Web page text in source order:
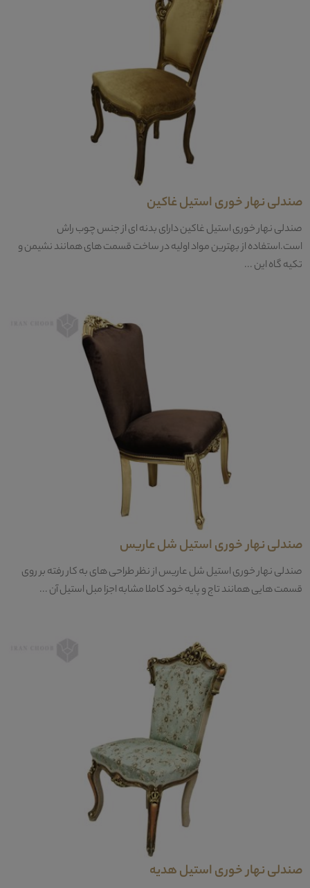
صندلی نهار خوری استیل غاکین
صندلی نهار خوری استیل غاکین دارای بدنه ای از جنس چوب راش
است.استفاده از بهترین مواد اولیه در ساخت قسمت های همانند نشیمن و
تکیه گاه این ...
صندلی نهار خوری استیل شل عاریس
صندلی نهار خوری استیل شل عاریس از نظر طراحی های به کار رفته بر روی
قسمت هایی همانند تاج و پایه خود کاملا مشابه اجزا مبل استیل آن ...
صندلی نهار خوری استیل هدیه